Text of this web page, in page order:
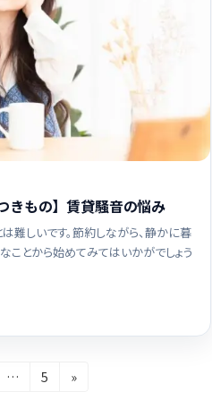
きもの】賃貸騒音の悩み
難しいです。節約しながら、静かに暮
ことから始めてみてはいかがでしょう
…
固
5 »